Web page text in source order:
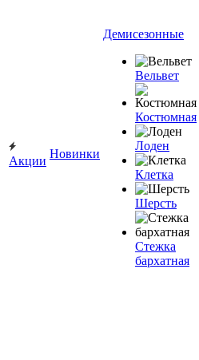
Акции
Новинки
Демисезонные
Вельвет
Костюмная
Лоден
Клетка
Шерсть
Стежка
бархатная